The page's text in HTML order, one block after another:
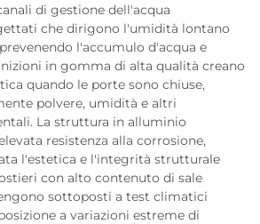
di gestione dell'acqua
che dirigono l'umidità lontano
l'accumulo d'acqua e
in gomma di alta qualità creano
quando le porte sono chiuse,
polvere, umidità e altri
La struttura in alluminio
resistenza alla corrosione,
l'estetica e l'integrità strutturale
con alto contenuto di sale
sottoposti a test climatici
a variazioni estreme di